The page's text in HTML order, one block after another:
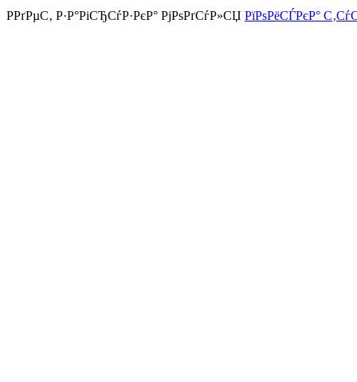
РРґРµС‚ Р·Р°РіСЂСѓР·РєР° РјРѕРґСѓР»СЏ РїРѕРёСЃРєР°